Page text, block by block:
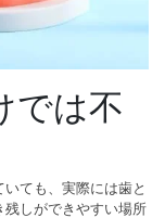
では不
ても、実際には歯と
しができやすい場所